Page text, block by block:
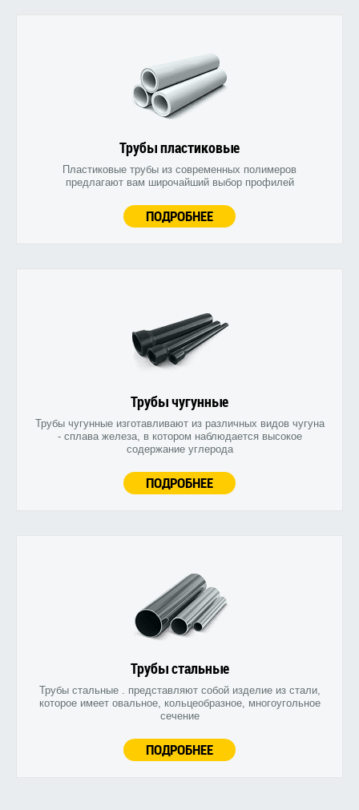
Трубы пластиковые
Пластиковые трубы из современных полимеров
предлагают вам широчайший выбор профилей
ПОДРОБНЕЕ
Трубы чугунные
Трубы чугунные изготавливают из различных видов чугуна
- сплава железа, в котором наблюдается высокое
содержание углерода
ПОДРОБНЕЕ
Трубы стальные
Трубы стальные . представляют собой изделие из стали,
которое имеет овальное, кольцеобразное, многоугольное
сечение
ПОДРОБНЕЕ